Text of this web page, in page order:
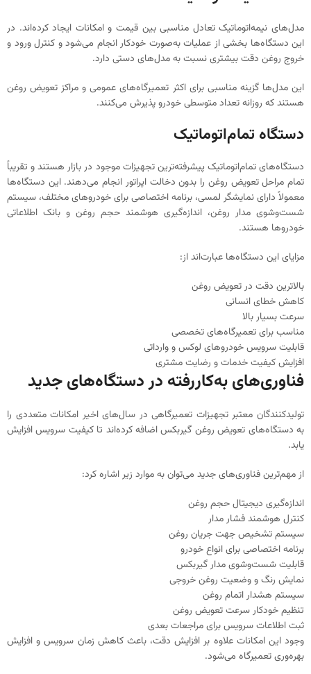
مدل‌های نیمه‌اتوماتیک تعادل مناسبی بین قیمت و امکانات ایجاد کرده‌اند. در
این دستگاه‌ها بخشی از عملیات به‌صورت خودکار انجام می‌شود و کنترل ورود و
خروج روغن دقت بیشتری نسبت به مدل‌های دستی دارد.
این مدل‌ها گزینه مناسبی برای اکثر تعمیرگاه‌های عمومی و مراکز تعویض روغن
هستند که روزانه تعداد متوسطی خودرو پذیرش می‌کنند.
دستگاه تمام‌اتوماتیک
دستگاه‌های تمام‌اتوماتیک پیشرفته‌ترین تجهیزات موجود در بازار هستند و تقریباً
تمام مراحل تعویض روغن را بدون دخالت اپراتور انجام می‌دهند. این دستگاه‌ها
معمولاً دارای نمایشگر لمسی، برنامه اختصاصی برای خودروهای مختلف، سیستم
شست‌وشوی مدار روغن، اندازه‌گیری هوشمند حجم روغن و بانک اطلاعاتی
خودروها هستند.
مزایای این دستگاه‌ها عبارت‌اند از:
بالاترین دقت در تعویض روغن
کاهش خطای انسانی
سرعت بسیار بالا
مناسب برای تعمیرگاه‌های تخصصی
قابلیت سرویس خودروهای لوکس و وارداتی
افزایش کیفیت خدمات و رضایت مشتری
فناوری‌های به‌کاررفته در دستگاه‌های جدید
تولیدکنندگان معتبر تجهیزات تعمیرگاهی در سال‌های اخیر امکانات متعددی را
به دستگاه‌های تعویض روغن گیربکس اضافه کرده‌اند تا کیفیت سرویس افزایش
یابد.
از مهم‌ترین فناوری‌های جدید می‌توان به موارد زیر اشاره کرد:
اندازه‌گیری دیجیتال حجم روغن
کنترل هوشمند فشار مدار
سیستم تشخیص جهت جریان روغن
برنامه اختصاصی برای انواع خودرو
قابلیت شست‌وشوی مدار گیربکس
نمایش رنگ و وضعیت روغن خروجی
سیستم هشدار اتمام روغن
تنظیم خودکار سرعت تعویض روغن
ثبت اطلاعات سرویس برای مراجعات بعدی
وجود این امکانات علاوه بر افزایش دقت، باعث کاهش زمان سرویس و افزایش
بهره‌وری تعمیرگاه می‌شود.